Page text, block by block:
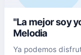
"La mejor soy
Melodia
Ya podemos